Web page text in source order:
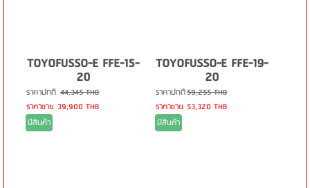
TOYOFUSSO-E FFE-15-
20
ราคาปกติ 44,345 THB
ราคาขาย 39,900 THB
มีสินค้า
TOYOFUSSO-E FFE-19-
20
ราคาปกติ59,255 THB
ราคาขาย 53,320 THB
มีสินค้า